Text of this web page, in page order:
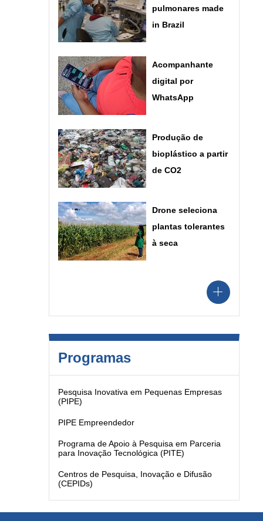
pulmonares made
in Brazil
Acompanhante
digital por
WhatsApp
Produção de
bioplástico a partir
de CO2
Drone seleciona
plantas tolerantes
à seca
Programas
Pesquisa Inovativa em Pequenas Empresas
(PIPE)
PIPE Empreendedor
Programa de Apoio à Pesquisa em Parceria
para Inovação Tecnológica (PITE)
Centros de Pesquisa, Inovação e Difusão
(CEPIDs)